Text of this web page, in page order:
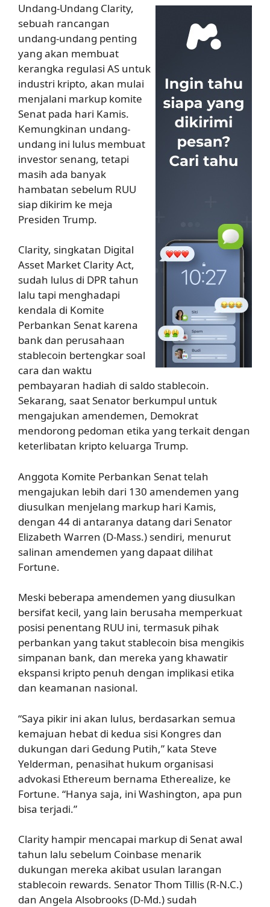
Undang-Undang Clarity,
sebuah rancangan
undang-undang penting
yang akan membuat
kerangka regulasi AS untuk
industri kripto, akan mulai
menjalani markup komite
Senat pada hari Kamis.
Kemungkinan undang-
undang ini lulus membuat
investor senang, tetapi
masih ada banyak
hambatan sebelum RUU
siap dikirim ke meja
Presiden Trump.
Clarity, singkatan Digital
Asset Market Clarity Act,
sudah lulus di DPR tahun
lalu tapi menghadapi
kendala di Komite
Perbankan Senat karena
bank dan perusahaan
stablecoin bertengkar soal
cara dan waktu
pembayaran hadiah di saldo stablecoin.
Sekarang, saat Senator berkumpul untuk
mengajukan amendemen, Demokrat
mendorong pedoman etika yang terkait dengan
keterlibatan kripto keluarga Trump.
Anggota Komite Perbankan Senat telah
mengajukan lebih dari 130 amendemen yang
diusulkan menjelang markup hari Kamis,
dengan 44 di antaranya datang dari Senator
Elizabeth Warren (D-Mass.) sendiri, menurut
salinan amendemen yang dapaat dilihat
Fortune.
Meski beberapa amendemen yang diusulkan
bersifat kecil, yang lain berusaha memperkuat
posisi penentang RUU ini, termasuk pihak
perbankan yang takut stablecoin bisa mengikis
simpanan bank, dan mereka yang khawatir
ekspansi kripto penuh dengan implikasi etika
dan keamanan nasional.
“Saya pikir ini akan lulus, berdasarkan semua
kemajuan hebat di kedua sisi Kongres dan
dukungan dari Gedung Putih,” kata Steve
Yelderman, penasihat hukum organisasi
advokasi Ethereum bernama Etherealize, ke
Fortune. “Hanya saja, ini Washington, apa pun
bisa terjadi.”
Clarity hampir mencapai markup di Senat awal
tahun lalu sebelum Coinbase menarik
dukungan mereka akibat usulan larangan
stablecoin rewards. Senator Thom Tillis (R-N.C.)
dan Angela Alsobrooks (D-Md.) sudah